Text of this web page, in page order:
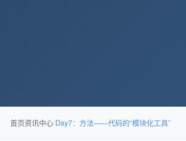
首页资讯中心/Day7：方法——代码的“模块化工具”